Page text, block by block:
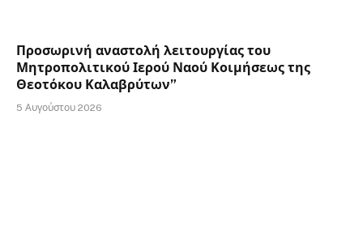
Προσωρινή αναστολή λειτουργίας του
Μητροπολιτικού Ιερού Ναού Κοιμήσεως της
Θεοτόκου Καλαβρύτων”
5 Αυγούστου 2026